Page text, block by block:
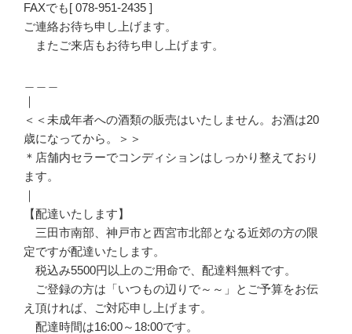
FAXでも[ 078-951-2435 ]
ご連絡お待ち申し上げます。
またご来店もお待ち申し上げます。
｜
＜＜未成年者への酒類の販売はいたしません。お酒は20
歳になってから。＞＞
＊店舗内セラーでコンディションはしっかり整えており
ます。
｜
【配達いたします】
三田市南部、神戸市と西宮市北部となる近郊の方の限
定ですが配達いたします。
税込み5500円以上のご用命で、配達料無料です。
ご登録の方は「いつもの辺りで～～」とご予算をお伝
え頂ければ、ご対応申し上げます。
配達時間は16:00～18:00です。